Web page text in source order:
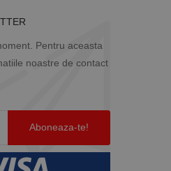
Pentru aceasta
noastre de contact